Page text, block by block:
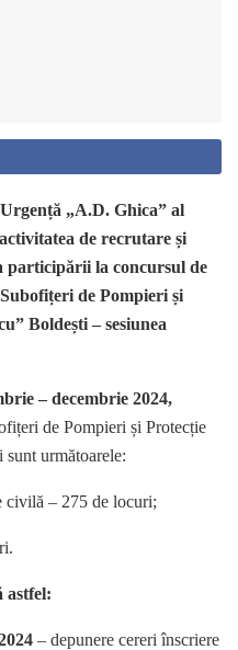
„A.D. Ghica” al
de recrutare și
participării la concursul de
de Pompieri și
Boldești – sesiunea
– decembrie 2024,
de Pompieri și Protecție
următoarele:
civilă – 275 de locuri;
astfel:
– depunere cereri înscriere